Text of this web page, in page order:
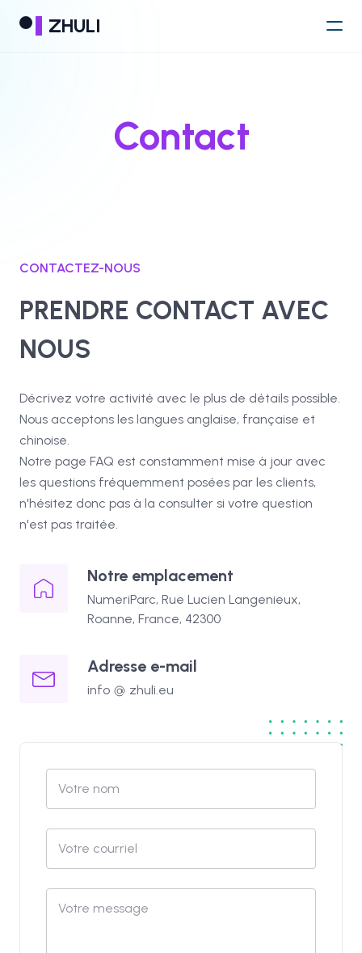
ZHULI
Contact
CONTACTEZ-NOUS
PRENDRE CONTACT AVEC
NOUS
Décrivez votre activité avec le plus de détails possible.
Nous acceptons les langues anglaise, française et
chinoise.
Notre page FAQ est constamment mise à jour avec
les questions fréquemment posées par les clients,
n'hésitez donc pas à la consulter si votre question
n'est pas traitée.
Notre emplacement
NumeriParc, Rue Lucien Langenieux,
Roanne, France, 42300
Adresse e-mail
info zhuli.eu